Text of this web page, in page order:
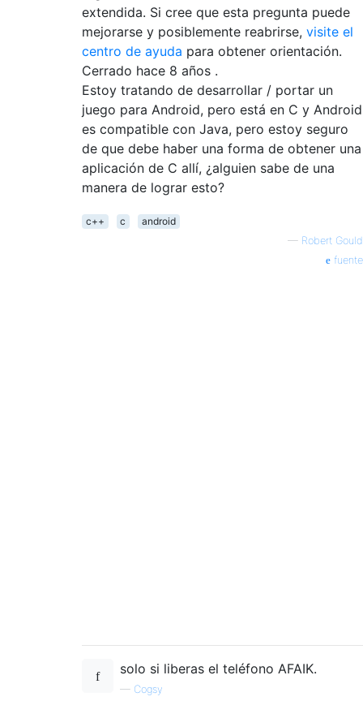
extendida. Si cree que esta pregunta puede
mejorarse y posiblemente reabrirse, visite el
centro de ayuda para obtener orientación.
Cerrado hace 8 años .
Estoy tratando de desarrollar / portar un
juego para Android, pero está en C y Android
es compatible con Java, pero estoy seguro
de que debe haber una forma de obtener una
aplicación de C allí, ¿alguien sabe de una
manera de lograr esto?
c++ c
android
— Robert Gould
fuente
solo si liberas el teléfono AFAIK.
— Cogsy